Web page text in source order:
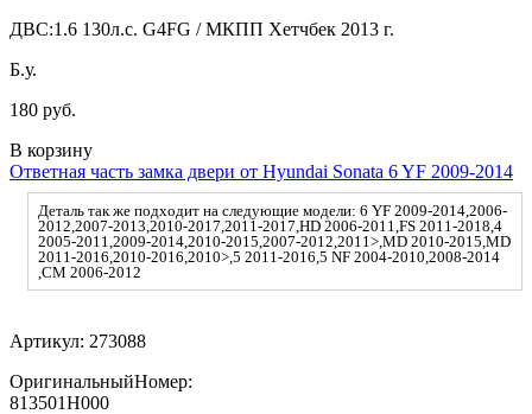
ДВС:1.6 130л.с. G4FG / МКПП Хетчбек 2013 г.
Б.у.
180 руб.
В корзину
Ответная часть замка двери от Hyundai Sonata 6 YF 2009-2014
Деталь так же подходит на следующие модели: 6 YF 2009-2014,2006-
2012,2007-2013,2010-2017,2011-2017,HD 2006-2011,FS 2011-2018,4
2005-2011,2009-2014,2010-2015,2007-2012,2011>,MD 2010-2015,MD
2011-2016,2010-2016,2010>,5 2011-2016,5 NF 2004-2010,2008-2014
,CM 2006-2012
Артикул: 273088
ОригинальныйНомер:
813501H000